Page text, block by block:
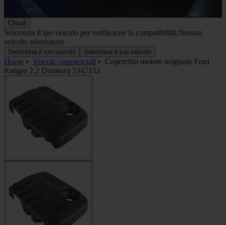
Tappetini in gomma
Visualizza prodotti
Chiudi
Seleziona il tuo veicolo per verificarne la compatibilità:Nessun
veicolo selezionato
Seleziona il tuo veicolo Seleziona il tuo veicolo
Home • Veicoli commerciali • Coperchio motore originale Ford
Ranger 2.2 Duratorq 5347152